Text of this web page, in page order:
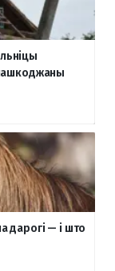
дарогі — і што